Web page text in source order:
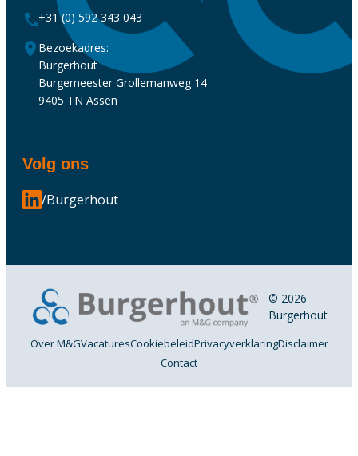
+31 (0) 592 343 043
Bezoekadres:
Burgerhout
Burgemeester Grollemanweg 14
9405 TN Assen
Volg ons
/Burgerhout
© 2026
Burgerhout
Over M&GVacaturesCookiebeleidPrivacyverklaringDisclaimer
Contact